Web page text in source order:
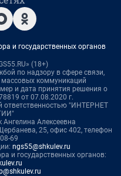
и государственных органов
(18+)
по надзору в сфере связи,
коммуникаций
и дата принятия решения о
от 07.08.2020 г.
ответственностью "ИНТЕРНЕТ
Алексеевна
25, офис 402, телефон
69
ngs55@shkulev.ru
и государственных органов: